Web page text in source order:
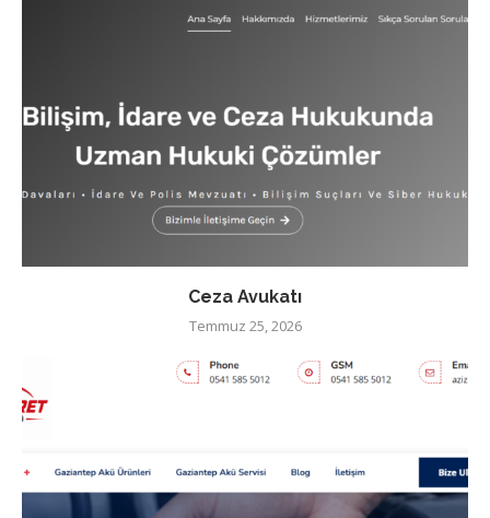
Ceza Avukatı
Temmuz 25, 2026